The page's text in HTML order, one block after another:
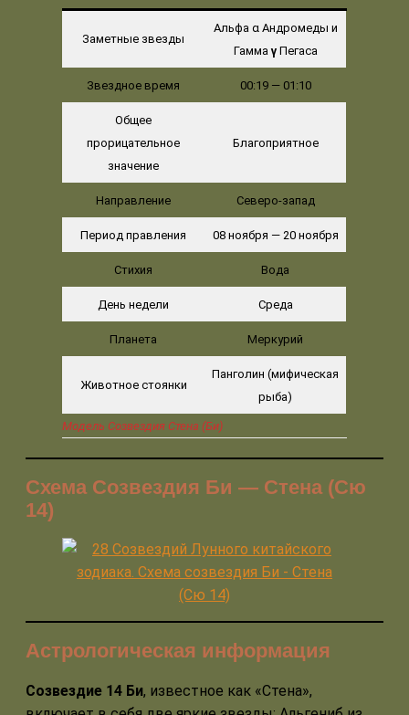
Заметные звезды
Альфа α Андромеды и
ГаммаγПегаса
Звездное время 00:19 — 01:10
Общее
прорицательное
значение
Благоприятное
Направление Северо-запад
Период правления 08 ноября — 20 ноября
Стихия Вода
День недели Среда
Планета Меркурий
Животное стоянки
Панголин (мифическая
рыба)
Модель Созвездия Стена (Би)
Схема Созвездия Би — Стена (Сю
14)
Астрологическая информация
Созвездие 14 Би, известное как «Стена»,